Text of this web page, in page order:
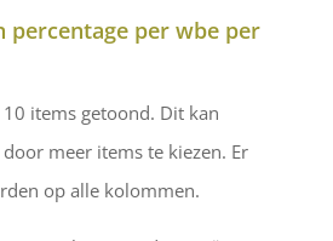
percentage per wbe per
items getoond. Dit kan
meer items te kiezen. Er
op alle kolommen.